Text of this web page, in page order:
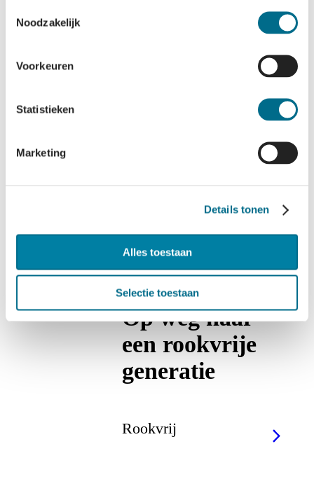
Noodzakelijk
Voorkeuren
Statistieken
Marketing
Details tonen
Alles toestaan
Selectie toestaan
Doeksen in de
Op weg naar
een rookvrije
generatie
Rookvrij